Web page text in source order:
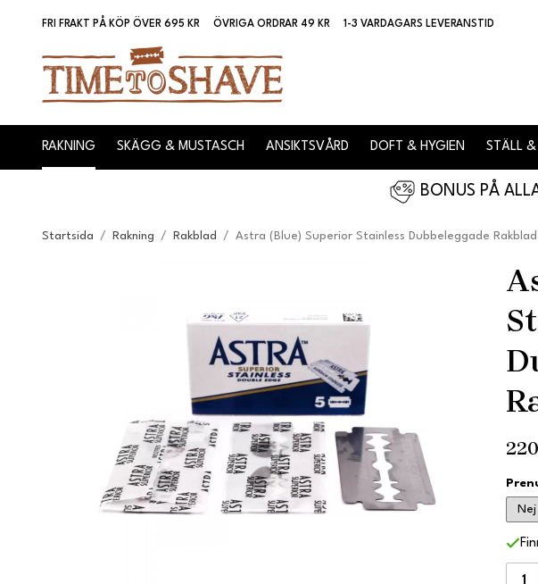
FRI FRAKT PÅ KÖP ÖVER 695 KR ÖVRIGA ORDRAR 49 KR 1-3 VARDAGARS LEVERANSTID
RAKNING SKÄGG & MUSTASCH ANSIKTSVÅRD DOFT & HYGIEN STÄLL &
BONUS PÅ
Startsida / Rakning / Rakblad / Astra (Blue) Superior Stainless Dubbeleggade